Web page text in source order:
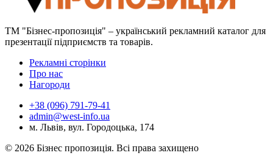
ТМ "Бізнес-пропозиція" – український рекламний каталог для
презентації підприємств та товарів.
Рекламні сторінки
Про нас
Нагороди
+38 (096) 791-79-41
admin@west-info.ua
м. Львів, вул. Городоцька, 174
© 2026 Бізнес пропозиція. Всі права захищено